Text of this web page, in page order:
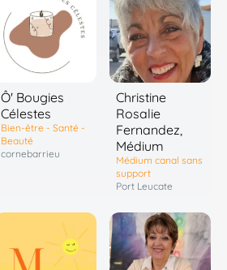
Ô' Bougies
Célestes
Bien-être - Santé -
Beauté
cornebarrieu
Christine
Rosalie
Fernandez,
Médium
Médium canal sans
support
Port Leucate